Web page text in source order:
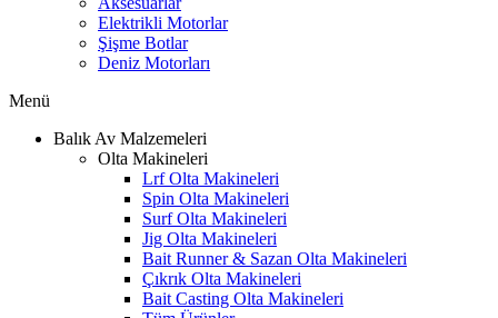
Elektrikli Motorlar
Şişme Botlar
Deniz Motorları
Menü
Balık Av Malzemeleri
Olta Makineleri
Lrf Olta Makineleri
Spin Olta Makineleri
Surf Olta Makineleri
Jig Olta Makineleri
Bait Runner & Sazan Olta Makineleri
Çıkrık Olta Makineleri
Bait Casting Olta Makineleri